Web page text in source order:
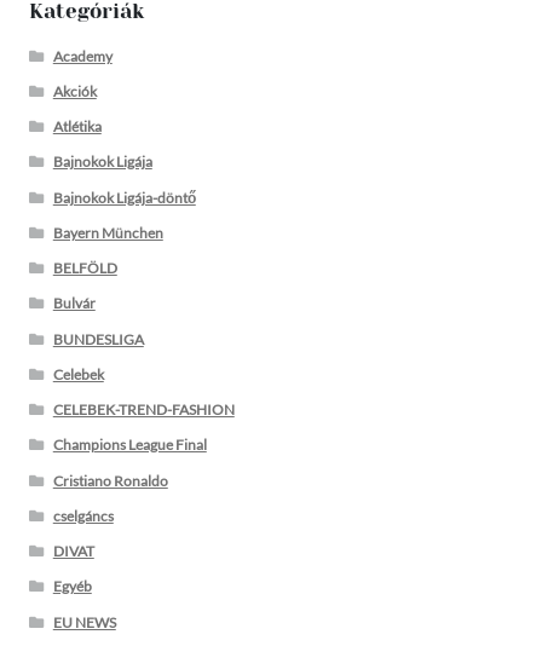
Kategóriák
Academy
Akciók
Atlétika
Bajnokok Ligája
Bajnokok Ligája-döntő
Bayern München
BELFÖLD
Bulvár
BUNDESLIGA
Celebek
CELEBEK-TREND-FASHION
Champions League Final
Cristiano Ronaldo
cselgáncs
DIVAT
Egyéb
EU NEWS